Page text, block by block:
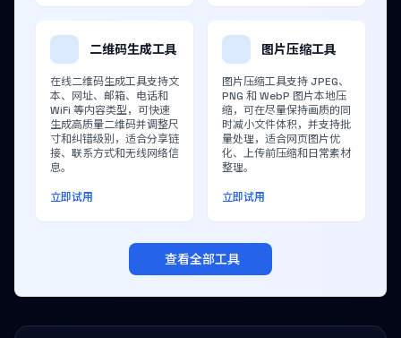
二维码生成工具
在线二维码生成工具支持文
本、网址、邮箱、电话和
WiFi 等内容类型，可快速
生成高质量二维码并调整尺
寸和纠错级别，适合分享链
接、联系方式和无线网络信
息。
立即试用
图片压缩工具
图片压缩工具支持 JPEG、
PNG 和 WebP 图片本地压
缩，可在尽量保持画质的同
时减小文件体积，并支持批
量处理，适合网页图片优
化、上传前压缩和日常素材
整理。
立即试用
查看全部工具